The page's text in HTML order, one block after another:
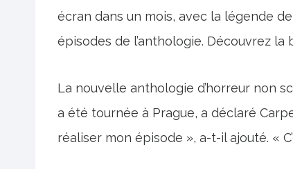
écran dans un mois, avec la légende
épisodes de l’anthologie. Découvrez
La nouvelle anthologie d’horreur non
a été tournée à Prague, a déclaré
réaliser mon épisode », a-t-il ajouté. «